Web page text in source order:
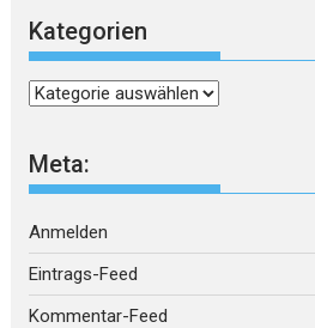
Kategorien
Kategorien
Meta:
Anmelden
Eintrags-Feed
Kommentar-Feed